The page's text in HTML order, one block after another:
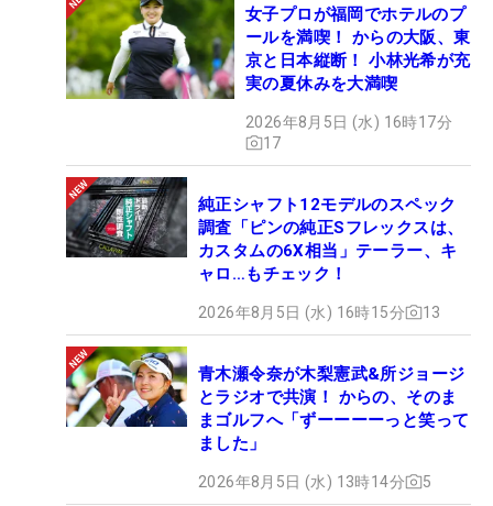
女子プロが福岡でホテルのプ
ールを満喫！ からの大阪、東
京と日本縦断！ 小林光希が充
実の夏休みを大満喫
2026年8月5日 (水) 16時17分
17
純正シャフト12モデルのスペック
調査「ピンの純正Sフレックスは、
カスタムの6X相当」テーラー、キ
ャロ…もチェック！
2026年8月5日 (水) 16時15分 13
青木瀬令奈が木梨憲武&所ジョージ
とラジオで共演！ からの、そのま
まゴルフへ「ずーーーーっと笑って
ました」
2026年8月5日 (水) 13時14分 5